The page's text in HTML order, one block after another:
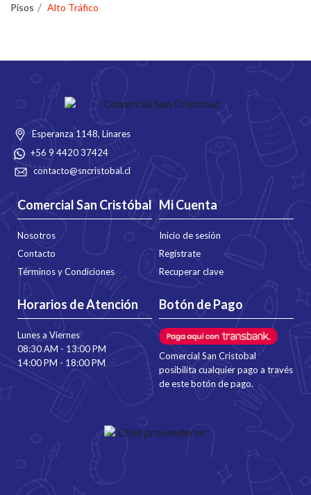
Pisos
Alto Tráfico
Esperanza 1148, Linares
+56 9 4420 37424
contacto@sncristobal.cl
Comercial San Cristóbal
Nosotros
Contacto
Términos y Condiciones
Mi Cuenta
Inicio de sesión
Regístrate
Recuperar clave
Horarios de Atención
Lunes a Viernes
08:30 AM - 13:00 PM
14:00 PM - 18:00 PM
Botón de Pago
Comercial San Cristobal
posibilita cualquier pago a través
de este botón de pago.